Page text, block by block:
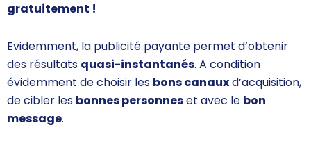
gratuitement !
Evidemment, la publicité payante permet d’obtenir
des résultats quasi-instantanés. A condition
évidemment de choisir les bons canauxd’acquisition,
de cibler les bonnes personneset avec le bon
message.